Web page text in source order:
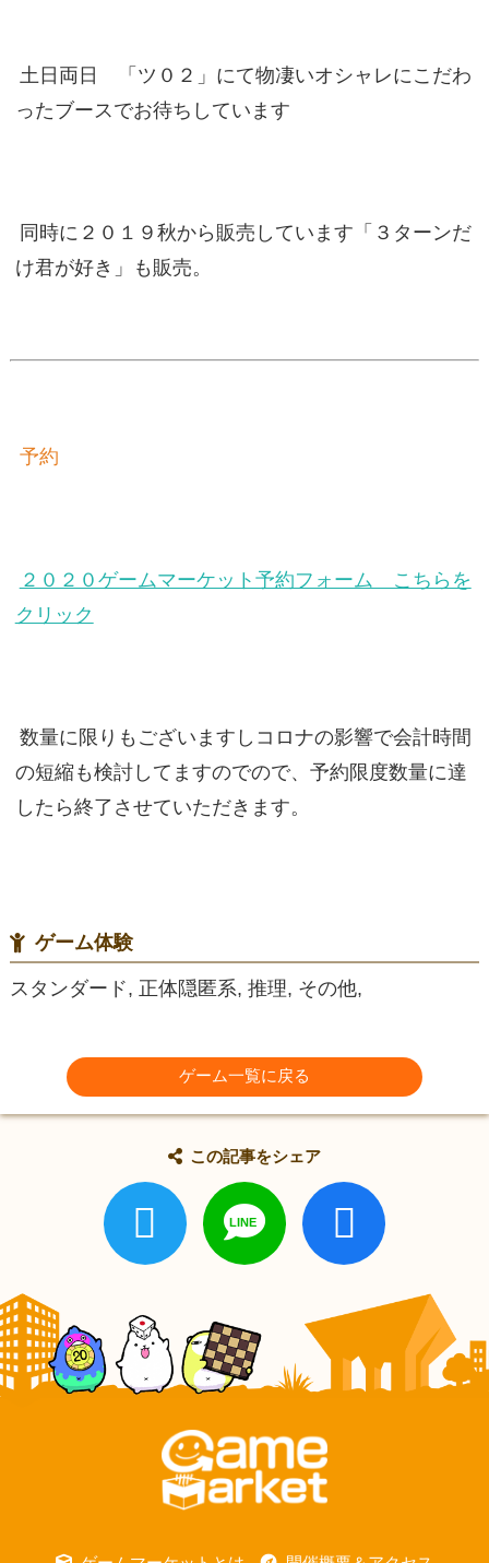
土日両日 「ツ０２」にて物凄いオシャレにこだわ
ったブースでお待ちしています
同時に２０１９秋から販売しています「３ターンだ
け君が好き」も販売。
予約
２０２０ゲームマーケット予約フォーム こちらを
クリック
数量に限りもございますしコロナの影響で会計時間
の短縮も検討してますのでので、予約限度数量に達
したら終了させていただきます。
ゲーム体験
スタンダード, 正体隠匿系, 推理, その他,
ゲーム一覧に戻る
この記事をシェア